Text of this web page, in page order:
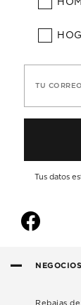
TU
Tus datos
f
Rebajas